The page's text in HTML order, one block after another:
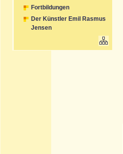
Fortbildungen
Der Künstler Emil Rasmus
Jensen